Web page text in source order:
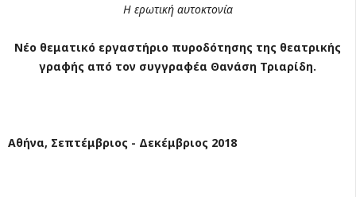
Η ερωτική αυτοκτονία
Νέο θεματικό εργαστήριο πυροδότησης της θεατρικής
γραφής από τον συγγραφέα Θανάση Τριαρίδη.
Αθήνα, Σεπτέμβριος - Δεκέμβριος 2018